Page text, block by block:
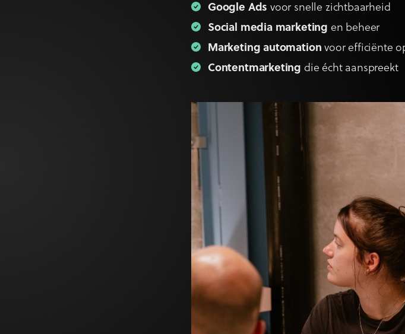
Google Ads voor snelle zichtbaarheid
Social media marketing en beheer
Marketing automation voor efficiënte
Contentmarketing die écht aanspreekt